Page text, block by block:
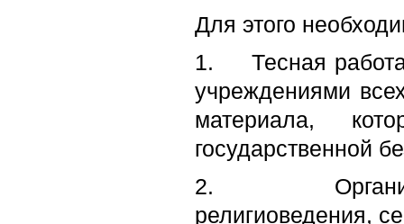
Для этого
1.
Тесная
учреждениями
материала,
государственной
2.
религиоведения,